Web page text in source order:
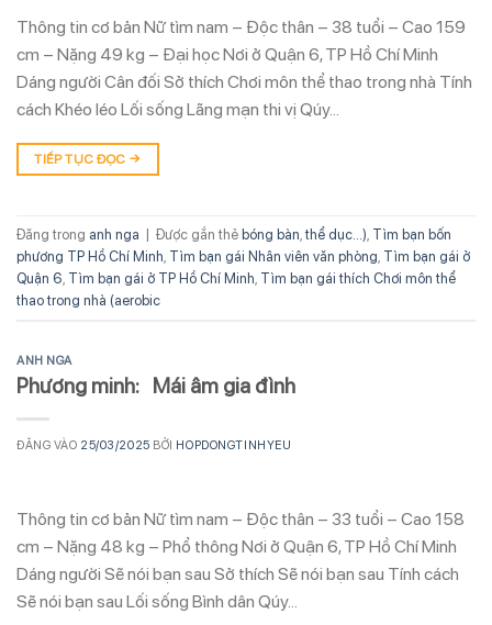
Thông tin cơ bản Nữ tìm nam – Độc thân – 38 tuổi – Cao 159
cm – Nặng 49 kg – Đại học Nơi ở Quận 6, TP Hồ Chí Minh
Dáng người Cân đối Sở thích Chơi môn thể thao trong nhà Tính
cách Khéo léo Lối sống Lãng mạn thi vị Qúy…
TIẾP TỤC ĐỌC →
Đăng trong anh nga | Được gắn thẻ bóng bàn thể dục...) Tìm bạn bốn
phương TP Hồ Chí Minh Tìm bạn gái Nhân viên văn phòng Tìm bạn gái ở
Quận 6 Tìm bạn gái ở TP Hồ Chí Minh Tìm bạn gái thích Chơi môn thể
thao trong nhà (aerobic
ANH NGA
Phương minh: Mái âm gia đình
ĐĂNG VÀO 25/03/2025 BỞI HOPDONGTINHYEU
Thông tin cơ bản Nữ tìm nam – Độc thân – 33 tuổi – Cao 158
cm – Nặng 48 kg – Phổ thông Nơi ở Quận 6, TP Hồ Chí Minh
Dáng người Sẽ nói bạn sau Sở thích Sẽ nói bạn sau Tính cách
Sẽ nói bạn sau Lối sống Bình dân Qúy…